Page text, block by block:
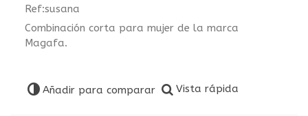
Ref:susana
Combinación corta para mujer de la marca
Magafa.
Añadir para comparar Vista rápida